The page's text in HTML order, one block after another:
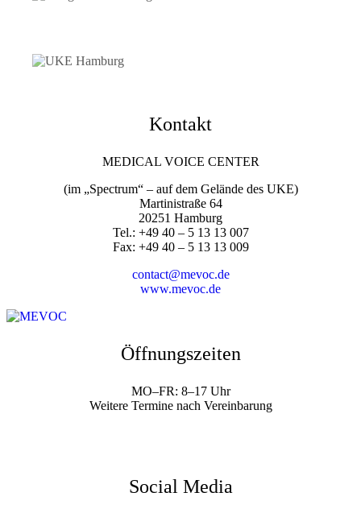
Kontakt
MEDICAL VOICE CENTER
(im „Spectrum“ – auf dem Gelände des UKE)
Martinistraße 64
20251 Hamburg
Tel.: +49 40 – 5 13 13 007
Fax: +49 40 – 5 13 13 009
contact@mevoc.de
www.mevoc.de
Öffnungszeiten
MO–FR: 8–17 Uhr
Weitere Termine nach Vereinbarung
Social Media